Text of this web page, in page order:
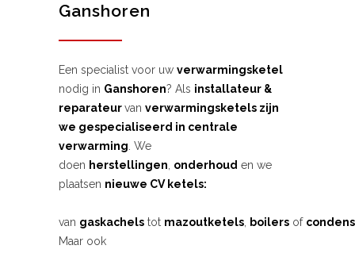
Ganshoren
Een specialist voor uw verwarmingsketel
nodig in Ganshoren? Als installateur &
reparateurvan verwarmingsketels zijn
we gespecialiseerd in centrale
verwarming . We
doen herstellingen onderhoud en we
plaatsen nieuwe CV ketels:
van gaskachels tot mazoutketels boilers of
Maar ook